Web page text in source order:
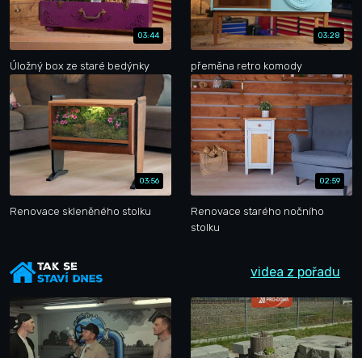
03:44
Úložný box ze staré bedýnky
03:28
přeměna retro komody
03:56
Renovace skleněného stolku
02:59
Renovace starého nočního
stolku
videa z pořadu